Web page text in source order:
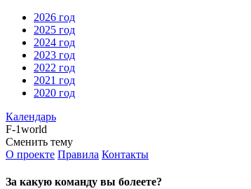
2026 год
2025 год
2024 год
2023 год
2022 год
2021 год
2020 год
Календарь
F-1world
Сменить тему
О проекте Правила Контакты
За какую команду вы болеете?